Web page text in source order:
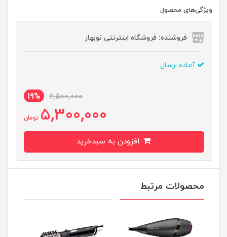
ویژگی‌های محصول
فروشنده: فروشگاه اینترنتی نوبهار
آماده ارسال
6,500,000
19%
5,300,000 تومان
محصولات مرتبط